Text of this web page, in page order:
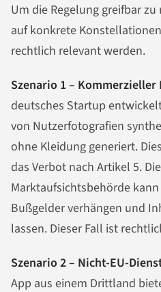
Um die Regelung greifbar
auf konkrete
rechtlich relevant werden.
Szenario 1 – Kommerzieller
deutsches Startup
von Nutzerfotografien
ohne Kleidung generiert.
das Verbot nach Artikel 5.
Marktaufsichtsbehörde
Bußgelder verhängen und
lassen. Dieser Fall ist
Szenario 2 – Nicht-EU-
App aus einem Drittland